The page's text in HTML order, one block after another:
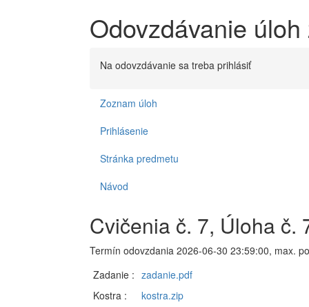
Odovzdávanie
Na odovzdávanie sa treba prihlásiť
Zoznam úloh
Prihlásenie
Stránka predmetu
Návod
Cvičenia č. 7, Úloha č.
Termín odovzdania 2026-06-30 23:59:00, max.
Zadanie : zadanie.pdf
Kostra :
kostra.zip